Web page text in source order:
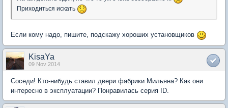
Приходиться искать
Если кому надо, пишите, подскажу хороших установщиков
KisaYa
09 Nov 2014
Соседи! Кто-нибудь ставил двери фабрики Мильяна? Как они
интересно в эксплуатации? Понравилась серия ID.